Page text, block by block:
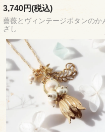
3,740円(税込)
薔薇とヴィンテージボタンのか
ざし